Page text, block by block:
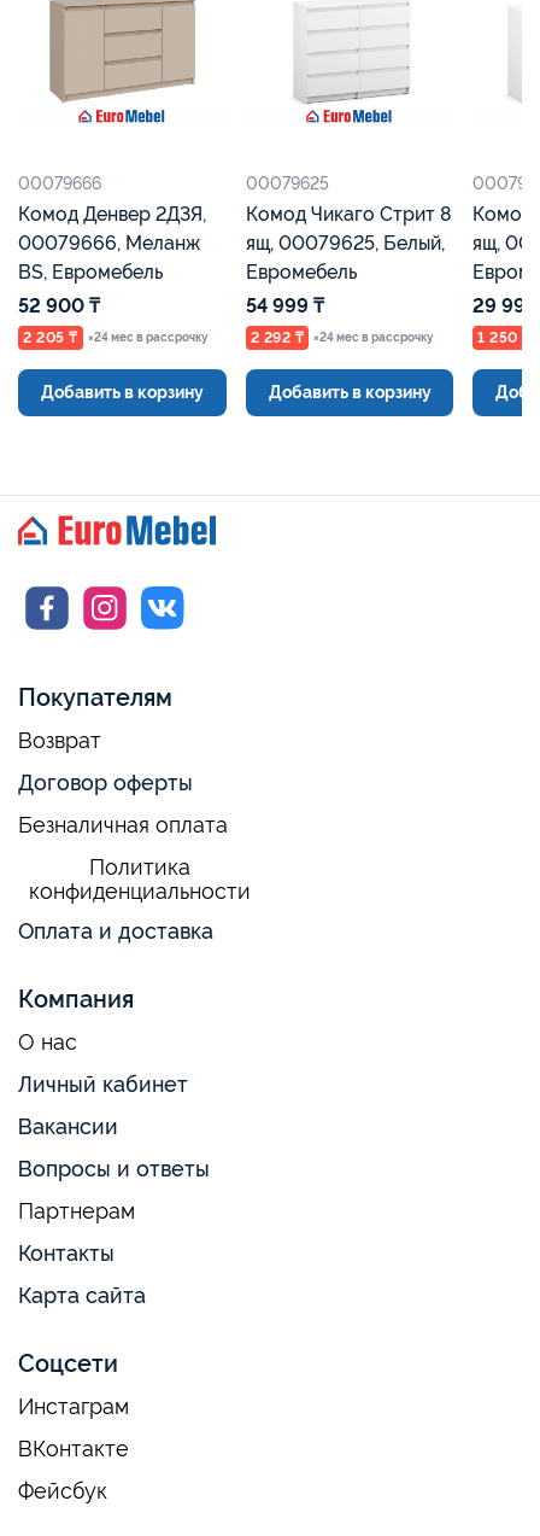
00079666
Комод Денвер 2Д3Я,
00079666, Меланж
BS, Евромебель
52 900 ₸
2 205 ₸ ×24 мес в рассрочку
Добавить в корзину
00079625
Комод Чикаго Стрит 8
ящ, 00079625, Белый,
Евромебель
54 999 ₸
2 292 ₸ ×24 мес в рассрочку
Добавить в корзину
Комод
ящ,
29
1 250 ₸
Покупателям
Возврат
Договор оферты
Безналичная оплата
Политика
конфиденциальности
Оплата и доставка
Компания
О нас
Личный кабинет
Вакансии
Вопросы и ответы
Партнерам
Контакты
Карта сайта
Соцсети
Инстаграм
ВКонтакте
Фейсбук